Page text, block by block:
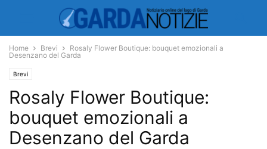
Home Brevi
Rosaly Flower Boutique: bouquet emozionali a
Desenzano del Garda
Brevi
Rosaly Flower Boutique:
bouquet emozionali a
Desenzano del Garda